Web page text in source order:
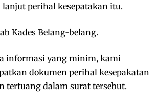
perihal kesepatakan itu.
Kades Belang-belang.
informasi yang minim, kami
dokumen perihal kesepakatan
tertuang dalam surat tersebut.